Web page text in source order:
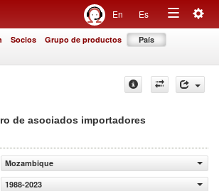
En Es
Toggle
Socios Grupo de productos País
de asociados importadores
Mozambique
1988-2023